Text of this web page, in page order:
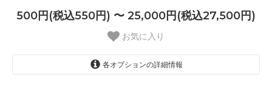
500円(税込550円) 〜 25,000円(税込27,500円)
お気に入り
各オプションの詳細情報